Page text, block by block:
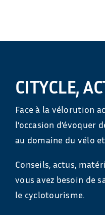
CITYCLE,
Face à la vélorution
l’occasion d’évoquer
au domaine du vélo
Conseils, actus,
vous avez besoin de
le cyclotourisme.